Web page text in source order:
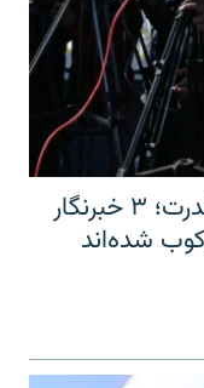
یک سالگی بازگشت طالبان به قدرت؛ ۳ خبرنگار